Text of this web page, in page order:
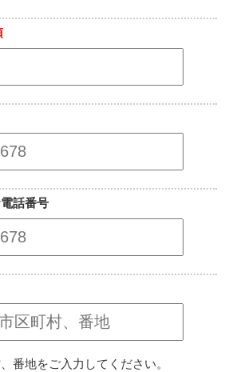
話番号
番地をご入力してください。